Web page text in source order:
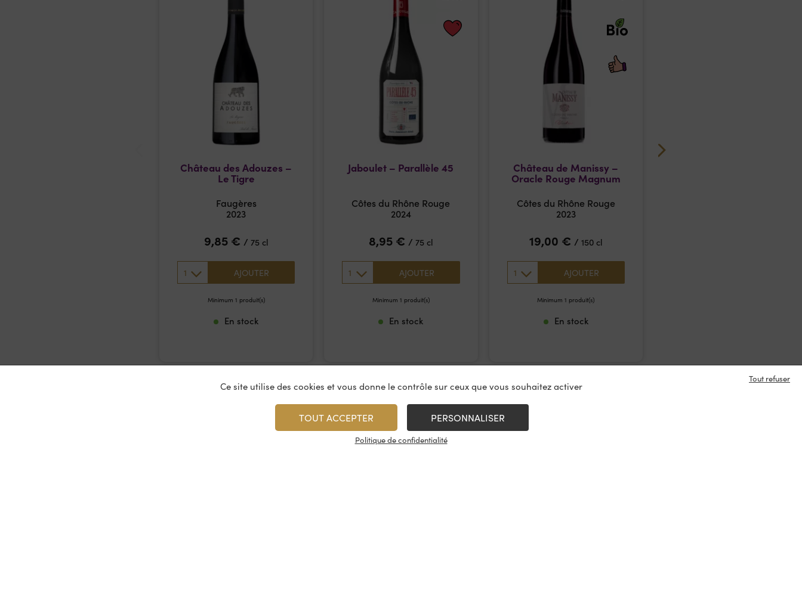
Château des Adouzes –
Le Tigre
Faugères
2023
9,85 € / 75 cl
1 AJOUTER
Minimum 1 produit(s)
En stock
Jaboulet – Parallèle 45
Côtes du Rhône Rouge
2024
8,95 € / 75 cl
1 AJOUTER
Minimum 1 produit(s)
En stock
Château de Manissy –
Oracle Rouge Magnum
Côtes du Rhône Rouge
2023
19,00 € / 150 cl
1 AJOUTER
Minimum 1 produit(s)
En stock
Ce site utilise des cookies et vous donne le contrôle sur ceux que vous souhaitez activer
TOUT ACCEPTER
Tout refuser
PERSONNALISER
Politique de confidentialité